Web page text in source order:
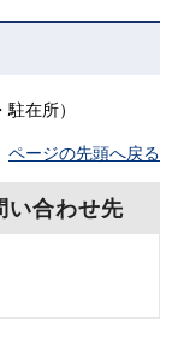
在所）
ページの先頭へ戻る
い合わせ先